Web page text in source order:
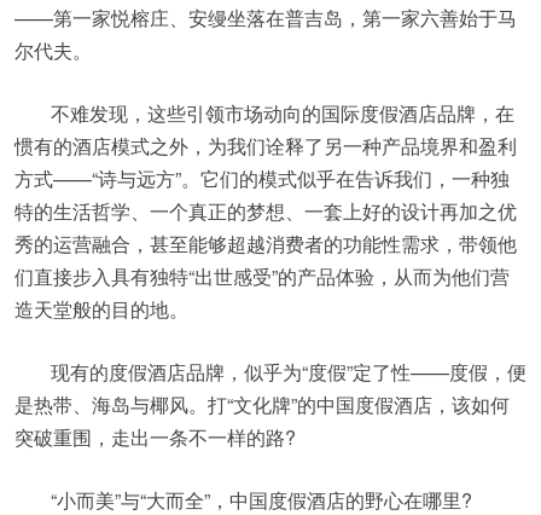
——第一家悦榕庄、安缦坐落在普吉岛，第一家六善始于马
尔代夫。
不难发现，这些引领市场动向的国际度假酒店品牌，在
惯有的酒店模式之外，为我们诠释了另一种产品境界和盈利
方式——“诗与远方”。它们的模式似乎在告诉我们，一种独
特的生活哲学、一个真正的梦想、一套上好的设计再加之优
秀的运营融合，甚至能够超越消费者的功能性需求，带领他
们直接步入具有独特“出世感受”的产品体验，从而为他们营
造天堂般的目的地。
现有的度假酒店品牌，似乎为“度假”定了性——度假，便
是热带、海岛与椰风。打“文化牌”的中国度假酒店，该如何
突破重围，走出一条不一样的路?
“小而美”与“大而全”，中国度假酒店的野心在哪里?